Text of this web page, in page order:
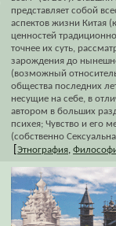
представляет собой
аспектов жизни Китая
ценностей
точнее их суть,
зарождения до
(возможный
общества последних
несущие на себе, в
автором в больших
психея; Чувство и его
(собственно
Этнография